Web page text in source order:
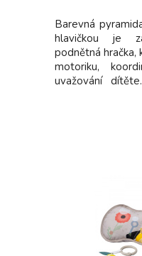
Barevná
hlavičkou je
podnětná
motoriku,
uvažování